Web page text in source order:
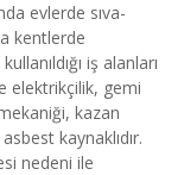
evlerde sıva-
kentlerde
iş alanları
elektrikçilik, gemi
kazan
kaynaklıdır.
nedeni ile